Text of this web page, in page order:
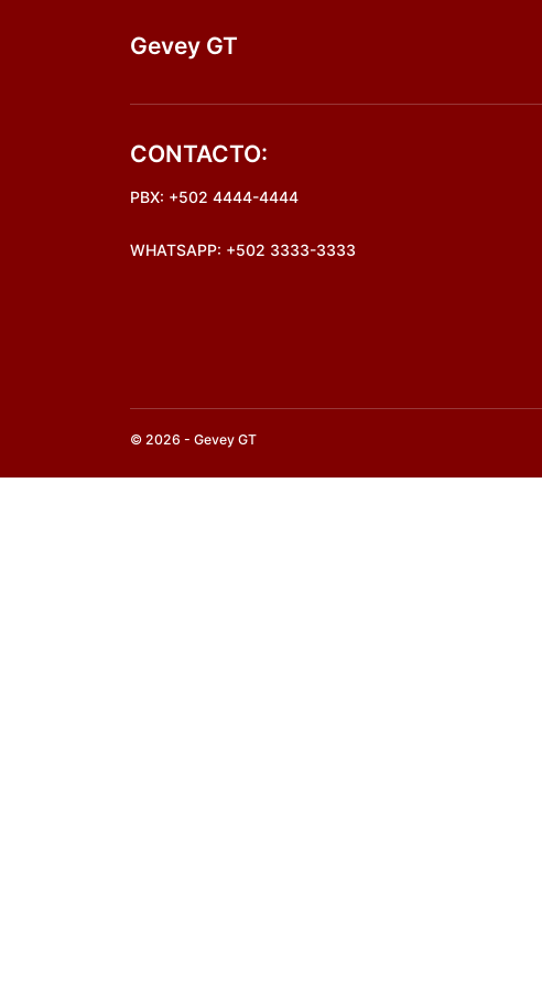
Gevey GT
CONTACTO:
PBX: +502 4444-4444
WHATSAPP: +502 3333-3333
© 2026 - Gevey GT